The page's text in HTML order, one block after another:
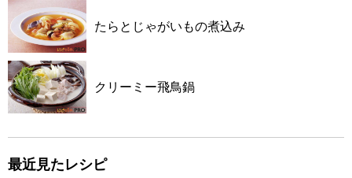
たらとじゃがいもの煮込み
クリーミー飛鳥鍋
最近見たレシピ